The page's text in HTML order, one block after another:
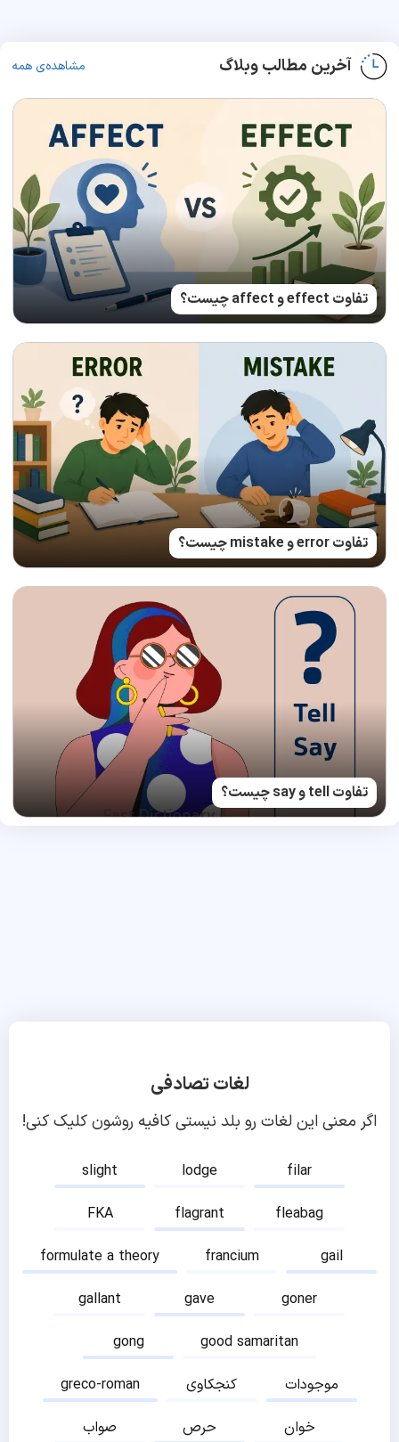
آخرین مطالب وبلاگ مشاهده‌ی همه
تفاوت effect و affect چیست؟
تفاوت error و mistake چیست؟
تفاوت tell و say چیست؟
لغات تصادفی
اگر معنی این لغات رو بلد نیستی کافیه روشون کلیک کنی!
slight lodge
filar
FKA
flagrant
fleabag
formulate a theory
francium
gail
gallant
gave
goner
gong
good samaritan
greco-roman
کنجکاوی
موجودات
صواب
حرص
خوان